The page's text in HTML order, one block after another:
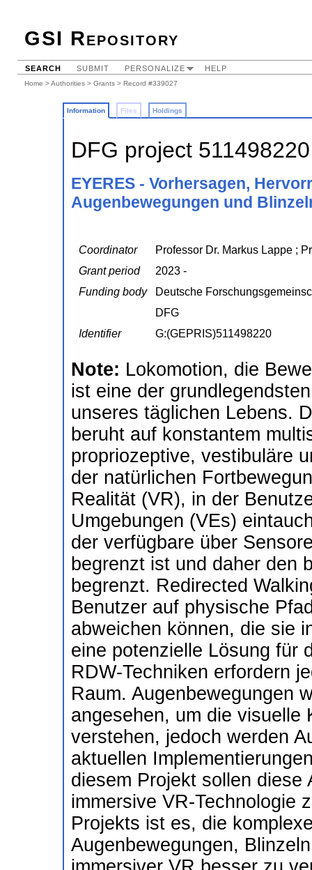
GSI Repository
SEARCH SUBMIT PERSONALIZE HELP
Home >Authorities > Grants > Record #339027
Information Files Holdings
DFG project 511498220
EYERES - Vorhersagen,
Augenbewegungen und
Coordinator
Professor Dr. Markus Lappe ;
Grant period
2023 -
Funding body
Deutsche
DFG
Identifier
G:(GEPRIS)511498220
Note: Lokomotion, die
ist eine der
unseres täglichen Lebens.
beruht auf konstantem
propriozeptive, vestibuläre
der natürlichen
Realität (VR), in der
Umgebungen (VEs)
der verfügbare über
begrenzt ist und daher den
begrenzt. Redirected
Benutzer auf physische
abweichen können, die sie
eine potenzielle Lösung für
RDW-Techniken erfordern
Raum. Augenbewegungen
angesehen, um die visuelle
verstehen, jedoch werden
aktuellen
diesem Projekt sollen diese
immersive VR-Technologie
Projekts ist es, die
Augenbewegungen,